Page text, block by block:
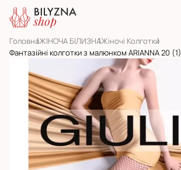
ГоловнаЖІНОЧА БІЛИЗНАЖіночі Колготки
Фантазійні колготки з малюнком ARIANNA 20 (1)